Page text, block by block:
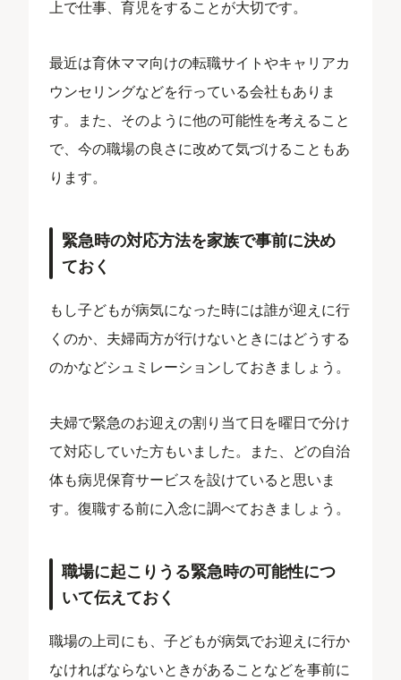
上で仕事、育児をすることが大切です。
最近は育休ママ向けの転職サイトやキャリアカ
ウンセリングなどを行っている会社もありま
す。また、そのように他の可能性を考えること
で、今の職場の良さに改めて気づけることもあ
ります。
緊急時の対応方法を家族で事前に決め
ておく
もし子どもが病気になった時には誰が迎えに行
くのか、夫婦両方が行けないときにはどうする
のかなどシュミレーションしておきましょう。
夫婦で緊急のお迎えの割り当て日を曜日で分け
て対応していた方もいました。また、どの自治
体も病児保育サービスを設けていると思いま
す。復職する前に入念に調べておきましょう。
職場に起こりうる緊急時の可能性につ
いて伝えておく
職場の上司にも、子どもが病気でお迎えに行か
なければならないときがあることなどを事前に